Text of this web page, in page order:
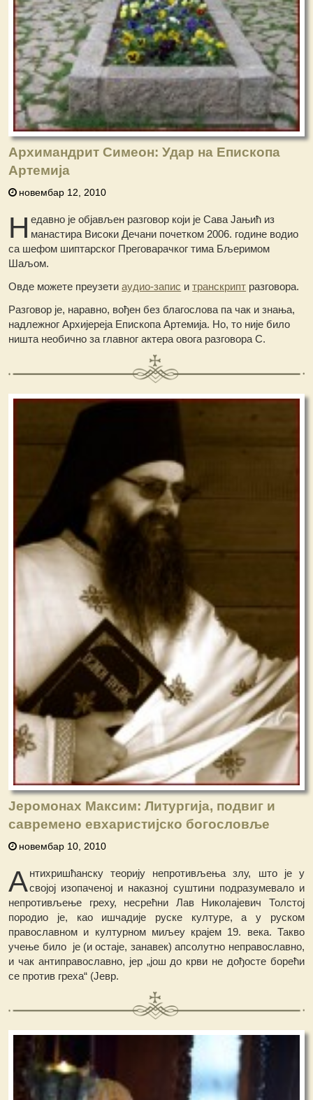
Архимандрит Симеон: Удар на Епископа
Артемија
новембар 12, 2010
Н едавно је објављен разговор који је Сава Јањић из
манастира Високи Дечани почетком 2006. године водио
са шефом шиптарског Преговарачког тима Бљеримом
Шаљом.
Овде можете преузетиаудио-запис итранскрипт разговора.
Разговор је, наравно, вођен без благослова па чак и знања,
надлежног Архијереја Епископа Артемија. Но, то није било
ништа необично за главног актера овога разговора С.
Јеромонах Максим: Литургија, подвиг и
савремено евхаристијско богословље
новембар 10, 2010
Антихришћанску теорију непротивљења злу, што је у
својој изопаченој и наказној суштини подразумевало и
непротивљење греху, несрећни Лав Николајевич Толстој
породио је, као ишчадије руске културе, а у руском
православном и културном миљеу крајем 19. века. Такво
учење било је (и остаје, занавек) апсолутно неправославно,
и чак антиправославно, јер „још до крви не дођосте борећи
се против греха“ (Јевр.